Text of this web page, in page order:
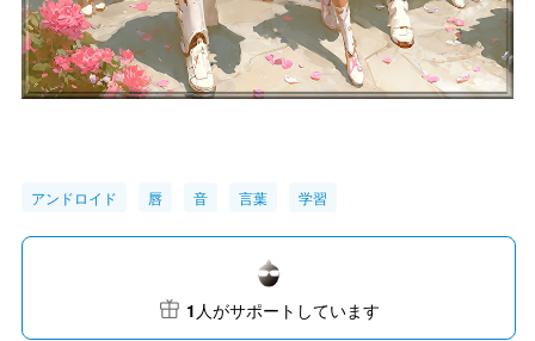
アンドロイド 唇 音 言葉 学習
1 人がサポートしています